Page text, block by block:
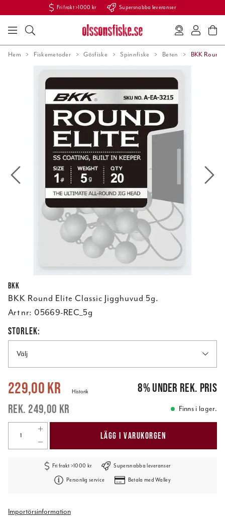
Fri frakt >1000 kr Supersnabba leveranser
Hem Fiskemetoder Gösfiske Spinnfiske Beten BKK
BKK
BKK Round Elite Classic Jigghuvud 5g.
Art nr: 05669-REC_5g
STORLEK:
Välj
Nuvarande pris:229,00 kr 249,00 kr
229,00 kr
249,00 kr
Historik 8%under rek. pris
Finns i lager.
LÄGG I VARUKORGEN
Fri frakt >1000 kr Supersnabba leveranser
Personlig service Betala med Walley
Importörsinformation